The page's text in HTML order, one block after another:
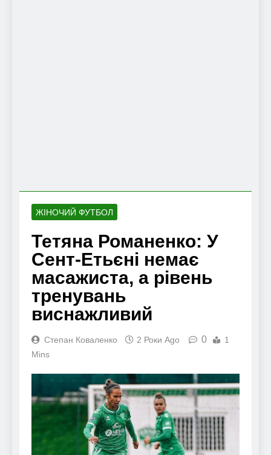
ЖІНОЧИЙ ФУТБОЛ
Тетяна Романенко: У
Сент-Етьєні немає
масажиста, а рівень
тренувань
виснажливий
Степан Коваленко 2 Роки Ago 0
1
Mins